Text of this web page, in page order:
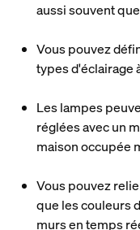
aussi souvent
Vous pouvez
types d'éclairage
Les lampes
réglées avec un
maison occupée
Vous pouvez
que les couleurs
murs en temps